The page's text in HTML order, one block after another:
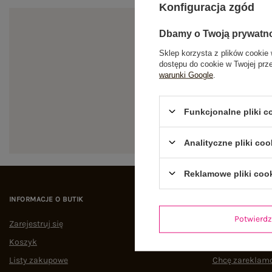
INFORMACJE O BUTIK
Zarejestruj się
Koszyk
Listy zakupowe
Status
Chcę
Konfiguracja zgód
Dbamy o Twoją
Sklep korzysta z plików cookie
dostępu do cookie w Twojej
warunki Google
Funkcjonalne pliki
Analityczne pliki
Reklamowe pliki